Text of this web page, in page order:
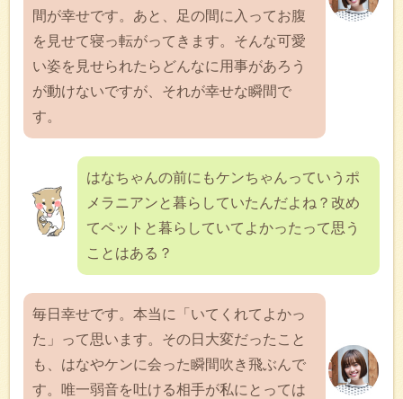
間が幸せです。あと、足の間に入ってお腹
を見せて寝っ転がってきます。そんな可愛
い姿を見せられたらどんなに用事があろう
が動けないですが、それが幸せな瞬間で
す。
はなちゃんの前にもケンちゃんっていうポ
メラニアンと暮らしていたんだよね？改め
てペットと暮らしていてよかったって思う
ことはある？
毎日幸せです。本当に「いてくれてよかっ
た」って思います。その日大変だったこと
も、はなやケンに会った瞬間吹き飛ぶんで
す。唯一弱音を吐ける相手が私にとっては